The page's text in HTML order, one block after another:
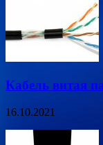
Кабель витая
16.10.2021